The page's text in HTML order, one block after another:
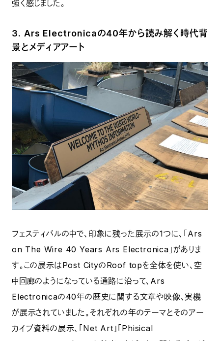
強く感じました。
3. Ars Electronicaの40年から読み解く時代背
景とメディアアート
フェスティバルの中で、印象に残った展示の1つに、「Ars
on The Wire 40 Years Ars Electronica」がありま
す。この展示はPost CityのRoof topを全体を使い、空
中回廊のようになっている通路に沿って、Ars
Electronicaの40年の歴史に関する文章や映像、実機
が展示されていました。それぞれの年のテーマとそのアー
カイブ資料の展示、「Net Art」「Phisical